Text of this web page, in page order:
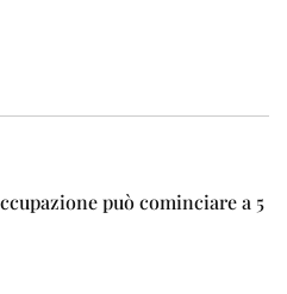
può cominciare a 5